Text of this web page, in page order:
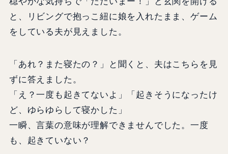
と、リビングで抱っこ紐に娘を入れたまま、ゲーム
をしている夫が見えました。
「あれ？また寝たの？」と聞くと、夫はこちらを見
ずに答えました。
「え？一度も起きてないよ」「起きそうになったけ
ど、ゆらゆらして寝かした」
一瞬、言葉の意味が理解できませんでした。一度
も、起きていない？